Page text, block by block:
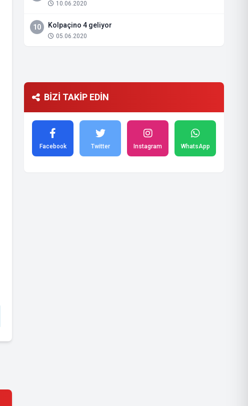
10.06.2020
10 Kolpaçino 4 geliyor
05.06.2020
BİZİ TAKİP EDİN
Facebook Twitter Instagram WhatsApp